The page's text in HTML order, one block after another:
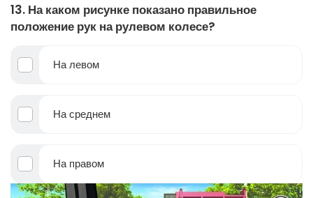
13. На каком рисунке показано правильное
положение рук на рулевом колесе?
На левом
На среднем
На правом